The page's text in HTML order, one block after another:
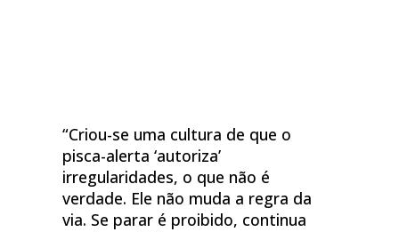
“Criou-se uma cultura de que o
pisca-alerta ‘autoriza’
irregularidades, o que não é
verdade. Ele não muda a regra da
via. Se parar é proibido, continua